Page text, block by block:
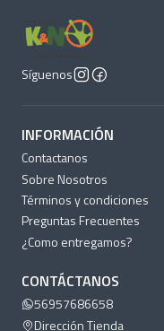
Síguenos
INFORMACIÓN
Contactanos
Sobre Nosotros
Términos y condiciones
Preguntas Frecuentes
¿Como entregamos?
CONTÁCTANOS
56957686658
Dirección Tienda